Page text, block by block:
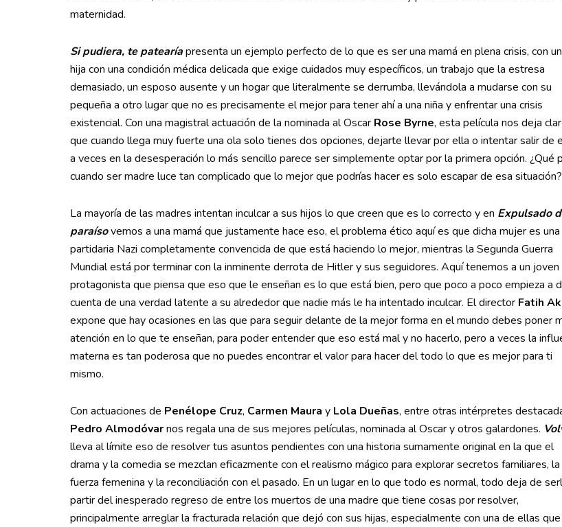
maternidad.
Si pudiera, te patearíapresenta un ejemplo perfecto de lo que es ser una mamá en plena crisis, con
hija con una condición médica delicada que exige cuidados muy específicos, un trabajo que la estresa
demasiado, un esposo ausente y un hogar que literalmente se derrumba, llevándola a mudarse con su
pequeña a otro lugar que no es precisamente el mejor para tener ahí a una niña y enfrentar una crisis
existencial. Con una magistral actuación de la nominada al Oscar Rose Byrne, esta película nos deja
que cuando llega muy fuerte una ola solo tienes dos opciones, dejarte llevar por ella o intentar salir de
a veces en la desesperación lo más sencillo parece ser simplemente optar por la primera opción. ¿Qué
cuando ser madre luce tan complicado que lo mejor que podrías hacer es solo escapar de esa situación?
La mayoría de las madres intentan inculcar a sus hijos lo que creen que es lo correcto y en Expulsado
paraísovemos a una mamá que justamente hace eso, el problema ético aquí es que dicha mujer es una
partidaria Nazi completamente convencida de que está haciendo lo mejor, mientras la Segunda Guerra
Mundial está por terminar con la inminente derrota de Hitler y sus seguidores. Aquí tenemos a un joven
protagonista que piensa que eso que le enseñan es lo que está bien, pero que poco a poco empieza a
cuenta de una verdad latente a su alrededor que nadie más le ha intentado inculcar. El director Fatih
expone que hay ocasiones en las que para seguir delante de la mejor forma en el mundo debes poner
atención en lo que te enseñan, para poder entender que eso está mal y no hacerlo, pero a veces la
materna es tan poderosa que no puedes encontrar el valor para hacer del todo lo que es mejor para ti
mismo.
Con actuaciones de Penélope Cruz, Carmen Maura y Lola Dueñas, entre otras intérpretes
Pedro Almodóvarnos regala una de sus mejores películas, nominada al Oscar y otros galardones.
lleva al límite eso de resolver tus asuntos pendientes con una historia sumamente original en la que el
drama y la comedia se mezclan eficazmente con el realismo mágico para explorar secretos familiares, la
fuerza femenina y la reconciliación con el pasado. En un lugar en lo que todo es normal, todo deja de
partir del inesperado regreso de entre los muertos de una madre que tiene cosas por resolver,
principalmente arreglar la fracturada relación que dejó con sus hijas, especialmente con una de ellas